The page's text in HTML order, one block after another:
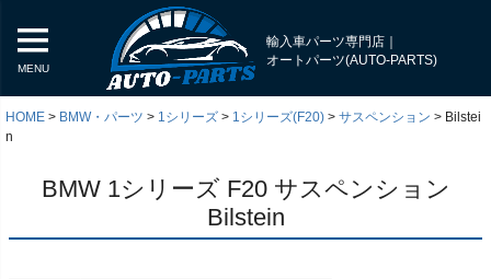
MENU
輸入車パーツ専門店｜
オートパーツ(AUTO-PARTS)
HOME BMW・パーツ 1シリーズ 1シリーズ(F20) サスペンション
Bilstei
n
BMW 1シリーズ F20 サスペンション
Bilstein